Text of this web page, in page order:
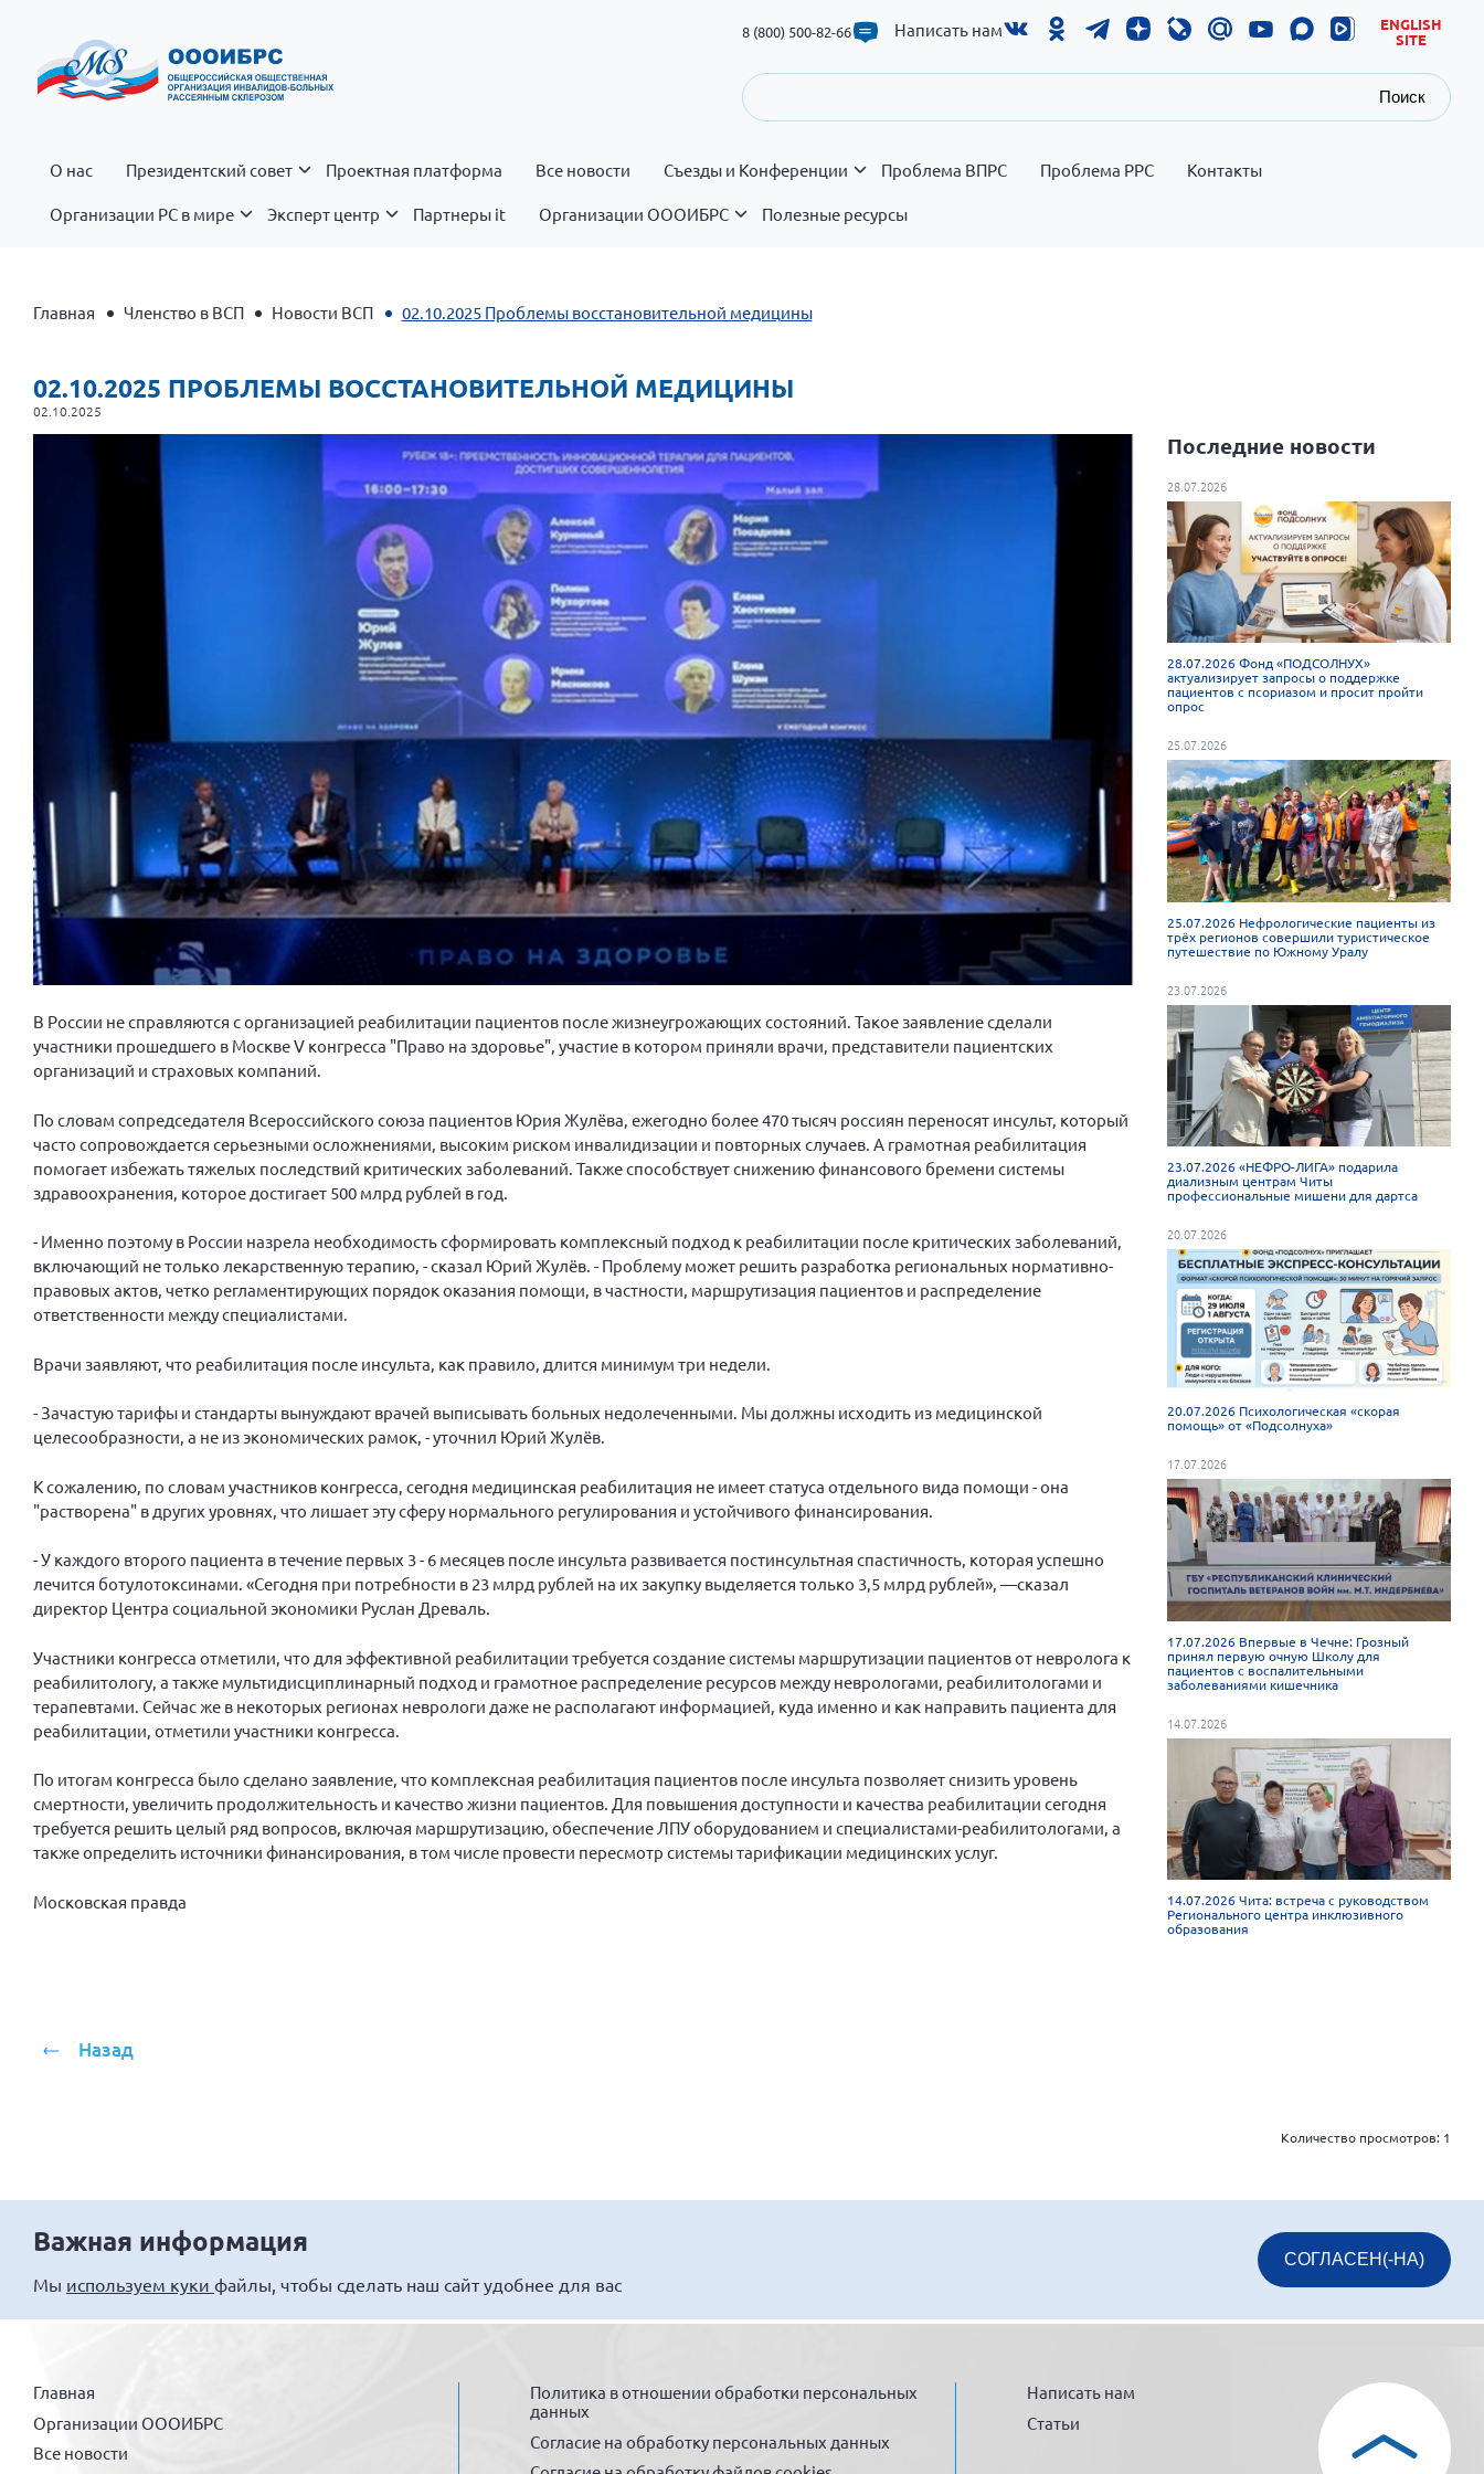
8 (800) 500-82-66 Написать нам
ENGLISH
SITE
Поиск
О нас Президентский совет Проектная платформа Все новости Съезды и Конференции Проблема ВПРС Проблема РРС Контакты
Организации РС в мире Эксперт центр Партнеры it Организации ОООИБРС Полезные ресурсы
Главная Членство в ВСП Новости ВСП 02.10.2025 Проблемы восстановительной медицины
02.10.2025 ПРОБЛЕМЫ ВОССТАНОВИТЕЛЬНОЙ МЕДИЦИНЫ
02.10.2025
В России не справляются с организацией реабилитации пациентов после жизнеугрожающих состояний. Такое заявление сделали
участники прошедшего в Москве V конгресса "Право на здоровье", участие в котором приняли врачи, представители пациентских
организаций и страховых компаний.
По словам сопредседателя Всероссийского союза пациентов Юрия Жулёва, ежегодно более 470 тысяч россиян переносят инсульт, который
часто сопровождается серьезными осложнениями, высоким риском инвалидизации и повторных случаев. А грамотная реабилитация
помогает избежать тяжелых последствий критических заболеваний. Также способствует снижению финансового бремени системы
здравоохранения, которое достигает 500 млрд рублей в год.
- Именно поэтому в России назрела необходимость сформировать комплексный подход к реабилитации после критических заболеваний,
включающий не только лекарственную терапию, - сказал Юрий Жулёв. - Проблему может решить разработка региональных нормативно-
правовых актов, четко регламентирующих порядок оказания помощи, в частности, маршрутизация пациентов и распределение
ответственности между специалистами.
Врачи заявляют, что реабилитация после инсульта, как правило, длится минимум три недели.
- Зачастую тарифы и стандарты вынуждают врачей выписывать больных недолеченными. Мы должны исходить из медицинской
целесообразности, а не из экономических рамок, - уточнил Юрий Жулёв.
К сожалению, по словам участников конгресса, сегодня медицинская реабилитация не имеет статуса отдельного вида помощи - она
"растворена" в других уровнях, что лишает эту сферу нормального регулирования и устойчивого финансирования.
- У каждого второго пациента в течение первых 3 - 6 месяцев после инсульта развивается постинсультная спастичность, которая успешно
лечится ботулотоксинами. «Сегодня при потребности в 23 млрд рублей на их закупку выделяется только 3,5 млрд рублей», —сказал
директор Центра социальной экономики Руслан Древаль.
Участники конгресса отметили, что для эффективной реабилитации требуется создание системы маршрутизации пациентов от невролога к
реабилитологу, а также мультидисциплинарный подход и грамотное распределение ресурсов между неврологами, реабилитологами и
терапевтами. Сейчас же в некоторых регионах неврологи даже не располагают информацией, куда именно и как направить пациента для
реабилитации, отметили участники конгресса.
По итогам конгресса было сделано заявление, что комплексная реабилитация пациентов после инсульта позволяет снизить уровень
смертности, увеличить продолжительность и качество жизни пациентов. Для повышения доступности и качества реабилитации сегодня
требуется решить целый ряд вопросов, включая маршрутизацию, обеспечение ЛПУ оборудованием и специалистами-реабилитологами, а
также определить источники финансирования, в том числе провести пересмотр системы тарификации медицинских услуг.
Московская правда
Последние новости
28.07.2026
28.07.2026 Фонд «ПОДСОЛНУХ»
актуализирует запросы о поддержке
пациентов с псориазом и просит пройти
опрос
25.07.2026
25.07.2026 Нефрологические пациенты из
трёх регионов совершили туристическое
путешествие по Южному Уралу
23.07.2026
23.07.2026 «НЕФРО-ЛИГА» подарила
диализным центрам Читы
профессиональные мишени для дартса
20.07.2026
20.07.2026 Психологическая «скорая
помощь» от «Подсолнуха»
17.07.2026
17.07.2026 Впервые в Чечне: Грозный
принял первую очную Школу для
пациентов с воспалительными
заболеваниями кишечника
14.07.2026
14.07.2026 Чита: встреча с руководством
Регионального центра инклюзивного
образования
Назад
Количество просмотров: 1
Важная информация
Мы используем куки файлы, чтобы сделать наш сайт удобнее для вас
СОГЛАСЕН(-НА)
Главная
Организации ОООИБРС
Все новости
Политика в отношении обработки персональных
данных
Согласие на обработку персональных данных
Написать нам
Статьи